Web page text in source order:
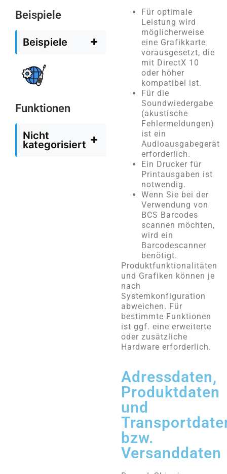
Beispiele
Beispiele
Funktionen
Nicht
kategorisiert
Für optimale
Leistung wird
möglicherweise
eine Grafikkarte
vorausgesetzt, die
mit DirectX 10
oder höher
kompatibel ist.
Für die
Soundwiedergabe
(akustische
Fehlermeldungen)
ist ein
Audioausgabegerät
erforderlich.
Ein Drucker für
Printausgaben ist
notwendig.
Wenn Sie bei der
Verwendung von
BCS Barcodes
scannen möchten,
wird ein
Barcodescanner
benötigt.
Produktfunktionalitäten
und Grafiken können je
nach
Systemkonfiguration
abweichen. Für
bestimmte Funktionen
ist ggf. eine erweiterte
oder zusätzliche
Hardware erforderlich.
Adressdaten,
Produktdaten
und
bzw.
Versanddaten